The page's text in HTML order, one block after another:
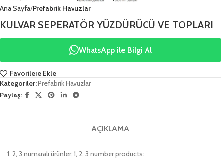
Ana Sayfa Prefabrik Havuzlar
KULVAR SEPERATÖR YÜZDÜRÜCÜ VE TOPLARI
WhatsApp ile Bilgi Al
Favorilere Ekle
Kategoriler:Prefabrik Havuzlar
Paylaş:
AÇIKLAMA
1, 2, 3 numaralı ürünler; 1, 2, 3 number products: